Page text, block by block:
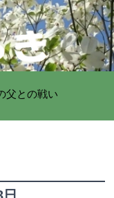
父との戦い